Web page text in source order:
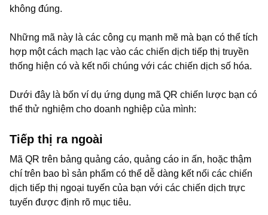
không đúng.
Những mã này là các công cụ mạnh mẽ mà bạn có thể tích
hợp một cách mạch lạc vào các chiến dịch tiếp thị truyền
thống hiện có và kết nối chúng với các chiến dịch số hóa.
Dưới đây là bốn ví dụ ứng dụng mã QR chiến lược bạn có
thể thử nghiệm cho doanh nghiệp của mình:
Tiếp thị ra ngoài
Mã QR trên bảng quảng cáo, quảng cáo in ấn, hoặc thậm
chí trên bao bì sản phẩm có thể dễ dàng kết nối các chiến
dịch tiếp thị ngoại tuyến của bạn với các chiến dịch trực
tuyến được định rõ mục tiêu.